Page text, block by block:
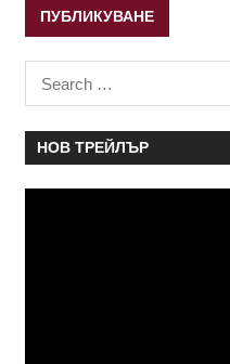
Search
for:
НОВ ТРЕЙЛЪР